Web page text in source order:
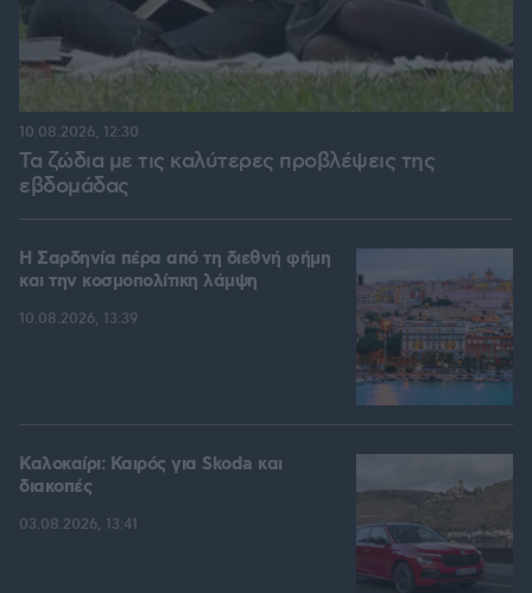
Τα ζώδια με τις καλύτερες προβλέψεις της
εβδομάδας
10.08.2026, 12:30
Η Σαρδηνία πέρα από τη διεθνή φήμη
και την κοσμοπολίτικη λάμψη
10.08.2026, 13:39
Καλοκαίρι: Καιρός για Skoda και
διακοπές
03.08.2026, 13:41